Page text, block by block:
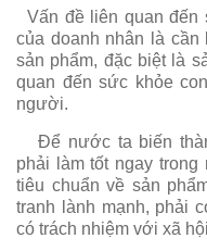
Vấn đề liên quan đến
của doanh nhân là cần
sản phẩm, đặc biệt là
quan đến sức khỏe
người.
Để nước ta biến
phải làm tốt ngay
tiêu chuẩn về sản
tranh lành mạnh, phải
có trách nhiệm với xã